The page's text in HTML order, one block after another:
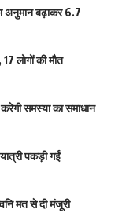
अनुमान बढ़ाकर 6.7
लोगों की मौत
समस्या का समाधान
पकड़ी गईं
मत से दी मंजूरी